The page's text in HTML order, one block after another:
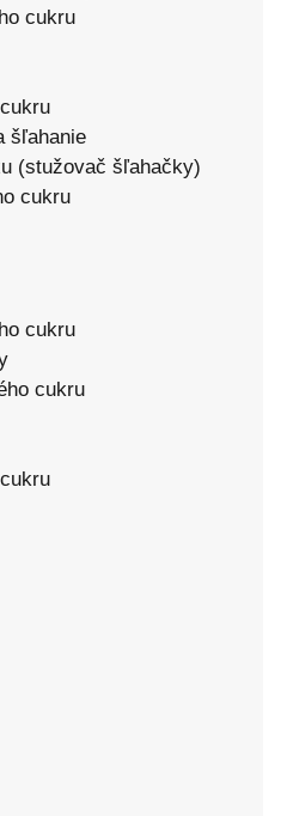
cukru
šľahanie
(stužovač šľahačky)
cukru
cukru
cukru